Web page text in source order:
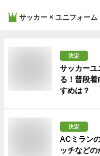
サッカー × ユニフォーム
決定
サッカーユ
る！普段着
すめは？
決定
ACミラン
ッチなど